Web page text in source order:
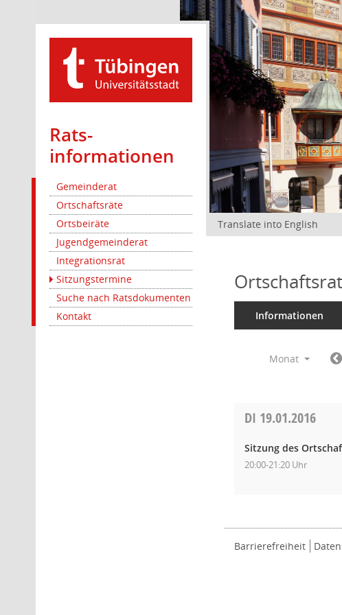
Rats­
informationen
Gemeinderat
Ortschaftsräte
Ortsbeiräte
Jugendgemeinderat
Integrationsrat
Sitzungstermine
Suche nach Ratsdokumenten
Kontakt
Translate into English
Informationen
Monat
DI 19.01.2016
Sitzung des
20:00-21:20 Uhr
Barrierefreiheit